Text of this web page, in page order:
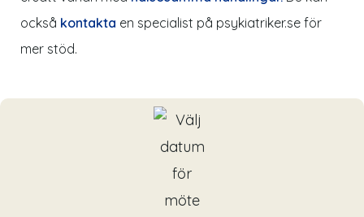
också kontakta en specialist på psykiatriker.se för
mer stöd.